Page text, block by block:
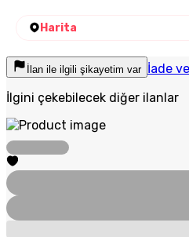
Harita
İlan ile ilgili şikayetim var İade
İlgini çekebilecek diğer ilanlar